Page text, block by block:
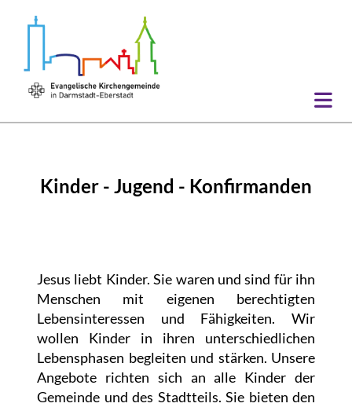
Kinder - Jugend - Konfirmanden
Jesus liebt Kinder. Sie waren und sind für ihn
Menschen mit eigenen berechtigten
Lebensinteressen und Fähigkeiten. Wir
wollen Kinder in ihren unterschiedlichen
Lebensphasen begleiten und stärken. Unsere
Angebote richten sich an alle Kinder der
Gemeinde und des Stadtteils. Sie bieten den